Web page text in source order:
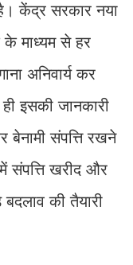
केंद्र सरकार नया
माध्यम से हर
अनिवार्य कर
इसकी जानकारी
संपत्ति रखने
संपत्ति खरीद और
की तैयारी